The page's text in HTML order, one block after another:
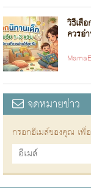
วิธีเลื
ควรอ่
จดหมายข่าว
กรอกอีเมล์ของคุณ เพื่